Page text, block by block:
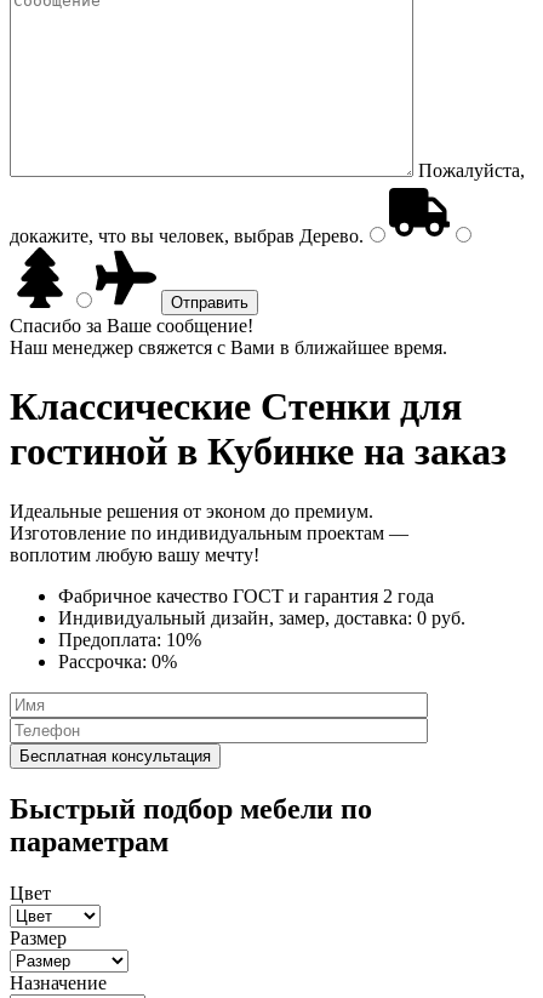
Пожалуйста,
докажите, что вы человек, выбрав Дерево.
Спасибо за Ваше сообщение!
Наш менеджер свяжется с Вами в ближайшее время.
Классические Стенки для
гостиной в Кубинке на заказ
Идеальные решения от эконом до премиум.
Изготовление по индивидуальным проектам —
воплотим любую вашу мечту!
Фабричное качество ГОСТ и гарантия 2 года
Индивидуальный дизайн, замер, доставка: 0 руб.
Предоплата: 10%
Рассрочка: 0%
Быстрый подбор мебели по
параметрам
Цвет
Размер
Назначение